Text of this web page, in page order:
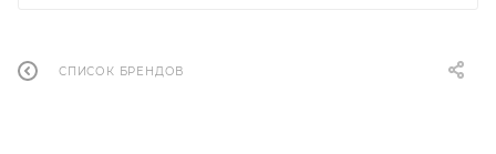
СПИСОК БРЕНДОВ